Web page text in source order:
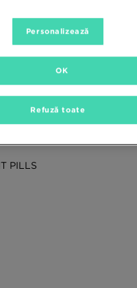
PILLS
Personalizează
Refuză toate
OK